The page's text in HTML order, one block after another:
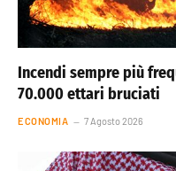
Incendi sempre più
70.000 ettari bruciati
ECONOMIA 7 Agosto 2026